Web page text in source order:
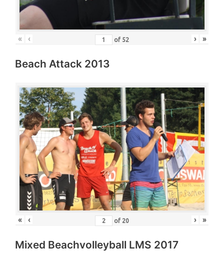
« ‹ of 52 › »
Beach Attack 2013
« ‹ of 20 › »
Mixed Beachvolleyball LMS 2017